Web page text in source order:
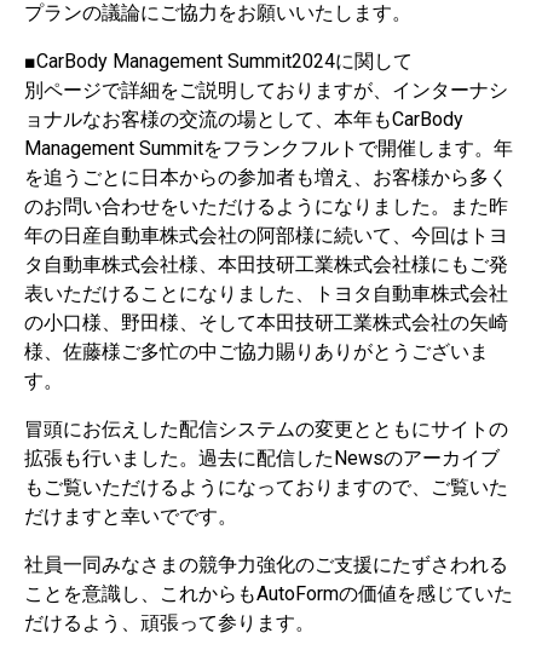
プランの議論にご協力をお願いいたします。
■CarBody Management Summit2024に関して
別ページで詳細をご説明しておりますが、インターナシ
ョナルなお客様の交流の場として、本年もCarBody
Management Summitをフランクフルトで開催します。年
を追うごとに日本からの参加者も増え、お客様から多く
のお問い合わせをいただけるようになりました。また昨
年の日産自動車株式会社の阿部様に続いて、今回はトヨ
タ自動車株式会社様、本田技研工業株式会社様にもご発
表いただけることになりました、トヨタ自動車株式会社
の小口様、野田様、そして本田技研工業株式会社の矢崎
様、佐藤様ご多忙の中ご協力賜りありがとうございま
す。
冒頭にお伝えした配信システムの変更とともにサイトの
拡張も行いました。過去に配信したNewsのアーカイブ
もご覧いただけるようになっておりますので、ご覧いた
だけますと幸いでです。
社員一同みなさまの競争力強化のご支援にたずさわれる
ことを意識し、これからもAutoFormの価値を感じていた
だけるよう、頑張って参ります。